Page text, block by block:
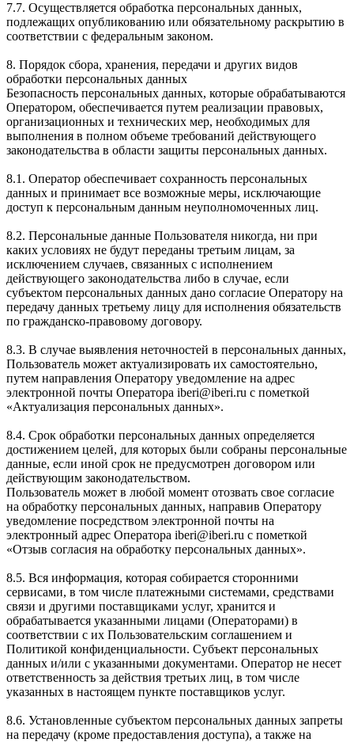
7.7. Осуществляется обработка персональных данных,
подлежащих опубликованию или обязательному раскрытию в
соответствии с федеральным законом.
8. Порядок сбора, хранения, передачи и других видов
обработки персональных данных
Безопасность персональных данных, которые обрабатываются
Оператором, обеспечивается путем реализации правовых,
организационных и технических мер, необходимых для
выполнения в полном объеме требований действующего
законодательства в области защиты персональных данных.
8.1. Оператор обеспечивает сохранность персональных
данных и принимает все возможные меры, исключающие
доступ к персональным данным неуполномоченных лиц.
8.2. Персональные данные Пользователя никогда, ни при
каких условиях не будут переданы третьим лицам, за
исключением случаев, связанных с исполнением
действующего законодательства либо в случае, если
субъектом персональных данных дано согласие Оператору на
передачу данных третьему лицу для исполнения обязательств
по гражданско-правовому договору.
8.3. В случае выявления неточностей в персональных данных,
Пользователь может актуализировать их самостоятельно,
путем направления Оператору уведомление на адрес
электронной почты Оператора iberi@iberi.ru с пометкой
«Актуализация персональных данных».
8.4. Срок обработки персональных данных определяется
достижением целей, для которых были собраны персональные
данные, если иной срок не предусмотрен договором или
действующим законодательством.
Пользователь может в любой момент отозвать свое согласие
на обработку персональных данных, направив Оператору
уведомление посредством электронной почты на
электронный адрес Оператора iberi@iberi.ru с пометкой
«Отзыв согласия на обработку персональных данных».
8.5. Вся информация, которая собирается сторонними
сервисами, в том числе платежными системами, средствами
связи и другими поставщиками услуг, хранится и
обрабатывается указанными лицами (Операторами) в
соответствии с их Пользовательским соглашением и
Политикой конфиденциальности. Субъект персональных
данных и/или с указанными документами. Оператор не несет
ответственность за действия третьих лиц, в том числе
указанных в настоящем пункте поставщиков услуг.
8.6. Установленные субъектом персональных данных запреты
на передачу (кроме предоставления доступа), а также на